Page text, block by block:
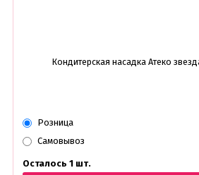
Кондитерская насадка Атеко
Розница
Самовывоз
Осталось 1 шт.